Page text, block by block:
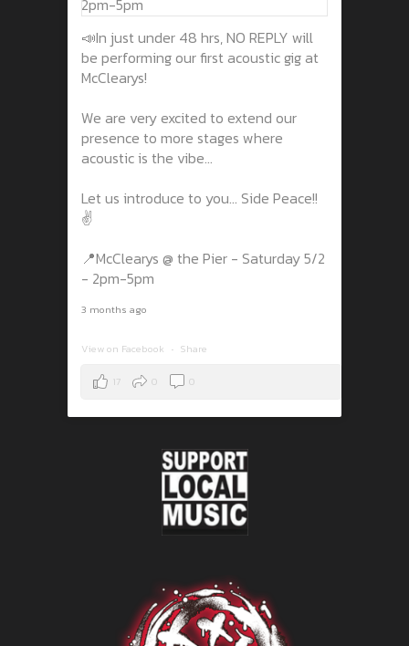
📣In just under 48 hrs, NO REPLY will
be performing our first acoustic gig at
McClearys!
We are very excited to extend our
presence to more stages where
acoustic is the vibe...
Let us introduce to you... Side Peace!!
✌️
📍McClearys @ the Pier - Saturday 5/2
- 2pm-5pm
3 months ago
View on Facebook · Share
17 0 0